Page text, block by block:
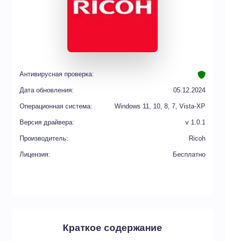
Антивирусная проверка:
Дата обновления: 05.12.2024
Операционная система: Windows 11, 10, 8, 7, Vista-XP
Версия драйвера: v 1.0.1
Производитель: Ricoh
Лицензия: Бесплатно
Краткое содержание